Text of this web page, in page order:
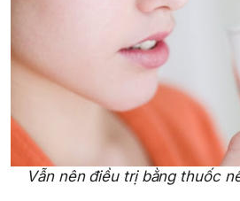
Vẫn nên điều trị bằng thuốc